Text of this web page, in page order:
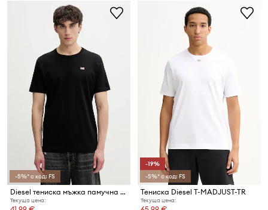
-5%* с код: FS
Diesel тениска мъжка памучна T-MIEGOR-K77
Текуща цена:
-19%
-5%* с код: FS
Тениска Diesel T-MADJUST-TR
Текуща цена: